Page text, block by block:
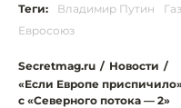
Теги: Владимир Путин
Евросоюз
Secretmag.ru / Новости /
«Если Европе
с «Северного потока — 2»